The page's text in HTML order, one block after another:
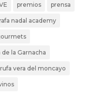
premios prensa
nadal academy
de la Garnacha
vera del moncayo